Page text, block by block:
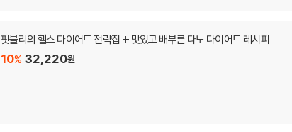
핏블리의 헬스 다이어트 전략집 + 맛있고 배부른 다노 다이어트 레시피
10% 32,220원